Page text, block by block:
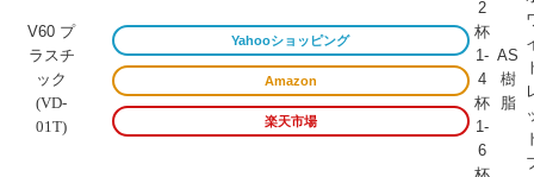
V60 プ
ラスチ
ック
(VD-
01T)
Yahooショッピング
Amazon
楽天市場
2
杯
1-
4
杯
1-
6
AS
樹
脂